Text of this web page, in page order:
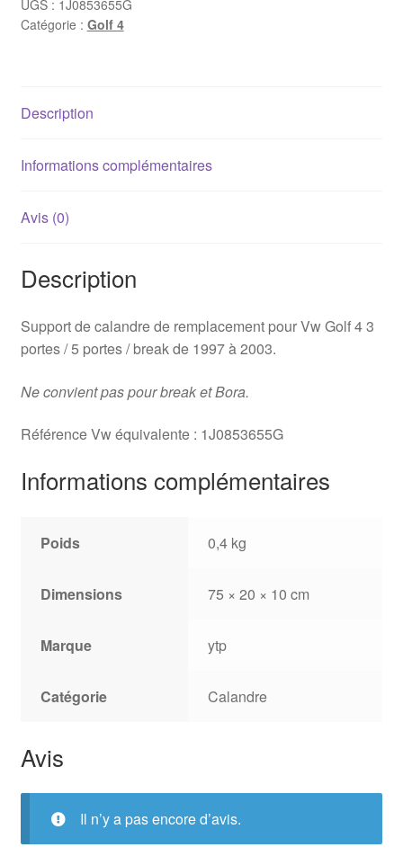
4
UGS : 1J0853655G
Catégorie : Golf 4
Description
Informations complémentaires
Avis (0)
Description
Support de calandre de remplacement pour Vw Golf 4 3
portes / 5 portes / break de 1997 à 2003.
Ne convient pas pour break et Bora.
Référence Vw équivalente : 1J0853655G
Informations complémentaires
Poids 0,4 kg
Dimensions 75 × 20 × 10 cm
Marque ytp
Catégorie Calandre
Avis
Il n’y a pas encore d’avis.